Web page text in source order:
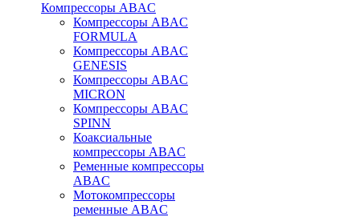
Компрессоры ABAC
Компрессоры ABAC
FORMULA
Компрессоры ABAC
GENESIS
Компрессоры ABAC
MICRON
Компрессоры ABAC
SPINN
Коаксиальные
компрессоры ABAC
Ременные компрессоры
ABAC
Мотокомпрессоры
ременные ABAC